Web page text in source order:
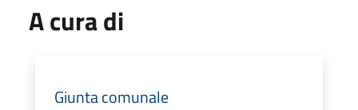
A cura di
Giunta comunale